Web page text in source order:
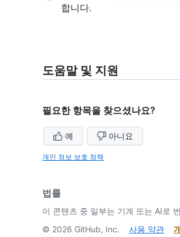
합니다.
도움말 및 지원
필요한 항목을 찾으셨나요?
예 아니요
개인 정보 보호 정책
법률
이 콘텐츠 중 일부는 기계 또는 AI로
© 2026 GitHub, Inc. 사용 약관